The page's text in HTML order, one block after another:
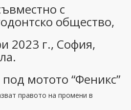
с
общество,
2023 г., София,
мотото “Феникс”
правото на промени в